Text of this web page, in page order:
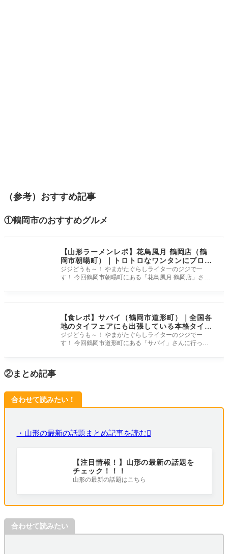
（参考）おすすめ記事
①鶴岡市のおすすめグルメ
【山形ラーメンレポ】花鳥風月 鶴岡店（鶴
岡市朝暘町）｜トロトロなワンタンにプロプ
リの海老が美味しい海老ワンタンメン！
ジジどうも～！ やまがたぐらしライターのジジでー
す！ 今回鶴岡市朝暘町にある「花鳥風月 鶴岡店」さん
【食レポ】サバイ（鶴岡市道形町）｜全国各
地のタイフェアにも出張している本格タイ料
理のレストラン＆居酒屋さん！
ジジどうも～！ やまがたぐらしライターのジジでー
す！ 今回鶴岡市道形町にある「サバイ」さんに行って
②まとめ記事
合わせて読みたい！
・山形の最新の話題まとめ記事を読む
【注目情報！】山形の最新の話題を
チェック！！！
山形の最新の話題はこちら
合わせて読みたい